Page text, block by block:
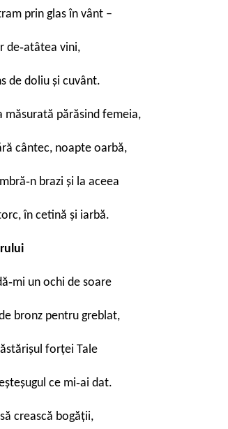
prin glas în vânt –
de‐atâtea vini,
de doliu şi cuvânt.
măsurată părăsind femeia,
cântec, noapte oarbă,
brazi şi la aceea
în cetină şi iarbă.
un ochi de soare
bronz pentru greblat,
forței Tale
ce mi‐ai dat.
crească bogății,